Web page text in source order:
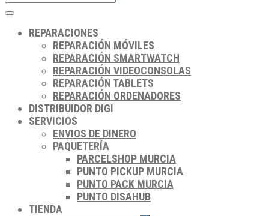
REPARACIONES
REPARACIÓN MÓVILES
REPARACIÓN SMARTWATCH
REPARACIÓN VIDEOCONSOLAS
REPARACIÓN TABLETS
REPARACIÓN ORDENADORES
DISTRIBUIDOR DIGI
SERVICIOS
ENVIOS DE DINERO
PAQUETERÍA
PARCELSHOP MURCIA
PUNTO PICKUP MURCIA
PUNTO PACK MURCIA
PUNTO DISAHUB
TIENDA